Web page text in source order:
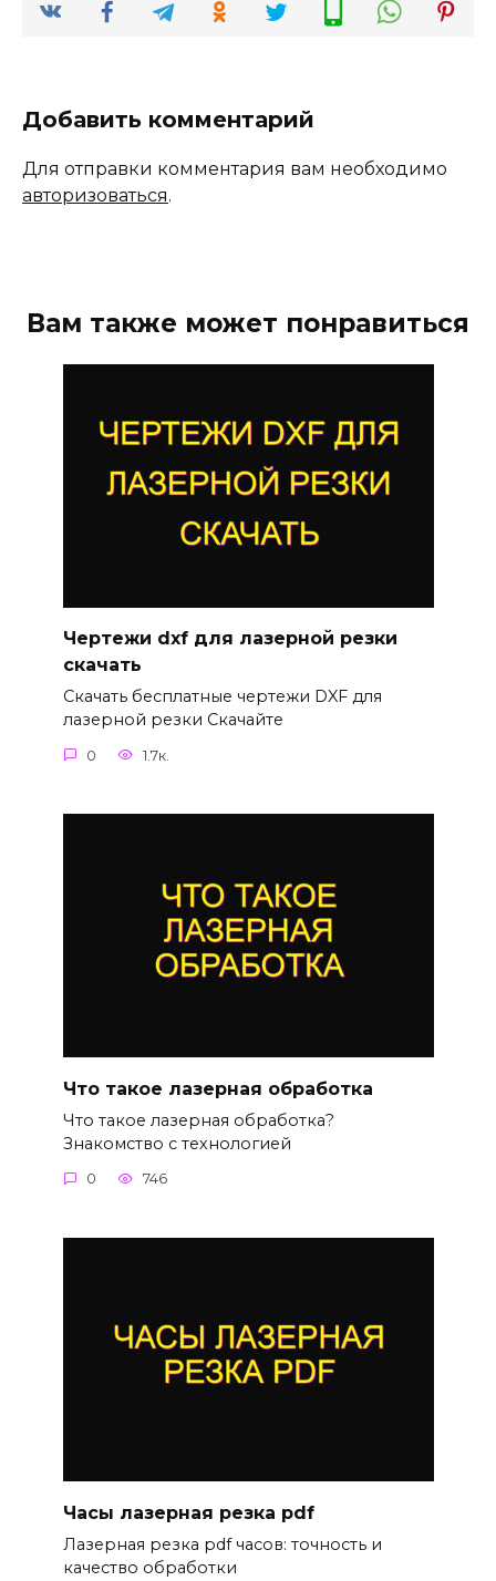
Добавить комментарий
Для отправки комментария вам необходимо
авторизоваться.
Вам также может понравиться
Чертежи dxf для лазерной резки
скачать
Скачать бесплатные чертежи DXF для
лазерной резки Скачайте
0 1.7к.
Что такое лазерная обработка
Что такое лазерная обработка?
Знакомство с технологией
0 746
Часы лазерная резка pdf
Лазерная резка pdf часов: точность и
качество обработки